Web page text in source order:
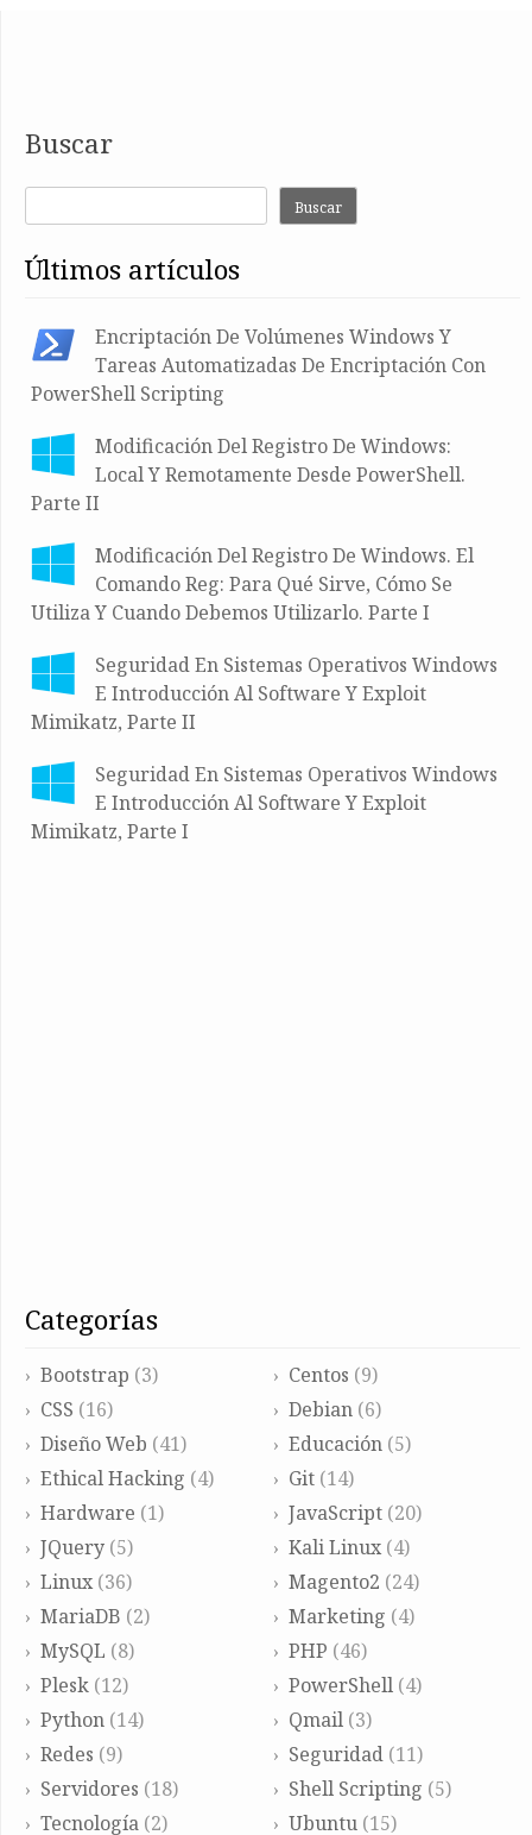
Buscar
Buscar
últimos artículos
Encriptación De Volúmenes Windows Y
Tareas Automatizadas De Encriptación Con
PowerShell Scripting
Modificación Del Registro De Windows:
Local Y Remotamente Desde PowerShell.
Parte II
Modificación Del Registro De Windows. El
Comando Reg: Para Qué Sirve, Cómo Se
Utiliza Y Cuando Debemos Utilizarlo. Parte I
Seguridad En Sistemas Operativos Windows
E Introducción Al Software Y Exploit
Mimikatz, Parte II
Seguridad En Sistemas Operativos Windows
E Introducción Al Software Y Exploit
Mimikatz, Parte I
categorías
Bootstrap (3) Centos (9)
CSS (16) Debian(6)
Diseño Web (41) Educación(5)
Ethical Hacking (4) Git(14)
Hardware (1) JavaScript(20)
JQuery (5) Kali Linux(4)
Linux (36) Magento2 (24)
MariaDB (2) Marketing (4)
MySQL (8) PHP (46)
Plesk (12) PowerShell(4)
Python (14) Qmail(3)
Redes (9) Seguridad(11)
Servidores (18) Shell Scripting (5)
Tecnología (2) Ubuntu(15)